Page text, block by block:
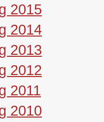
2015
2014
2013
2012
2011
2010